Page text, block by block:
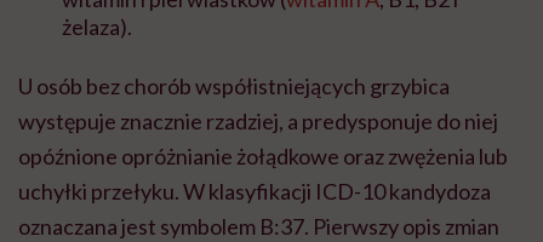
żelaza).
U osób bez chorób współistniejących grzybica
występuje znacznie rzadziej, a predysponuje do niej
opóźnione opróżnianie żołądkowe oraz zwężenia lub
uchyłki przełyku. W klasyfikacji ICD-10 kandydoza
oznaczana jest symbolem B:37. Pierwszy opis zmian